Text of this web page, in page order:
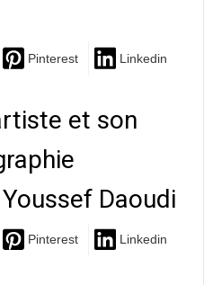
Pinterest Linkedin
et son
Daoudi
Pinterest Linkedin